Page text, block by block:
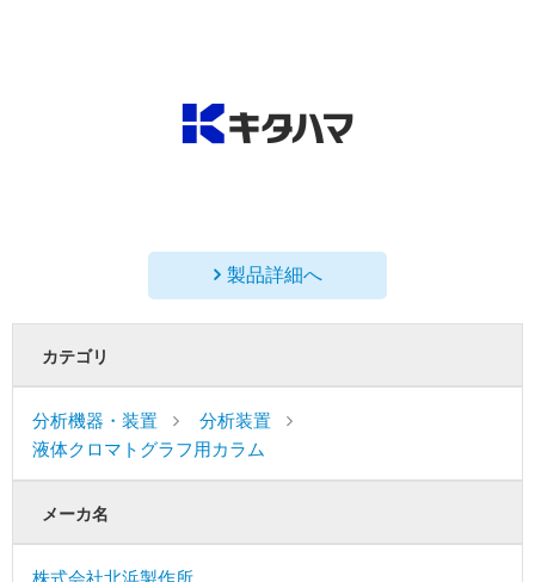
製品詳細へ
カテゴリ
分析機器・装置
分析装置
液体クロマトグラフ用カラム
メーカ名
株式会社北浜製作所